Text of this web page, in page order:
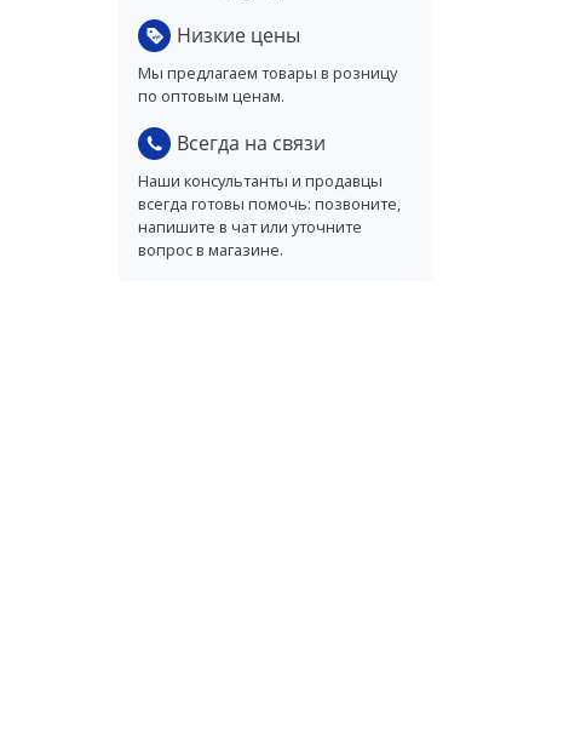
Низкие цены
Мы предлагаем товары в розницу
по оптовым ценам.
Всегда на связи
Наши консультанты и продавцы
всегда готовы помочь: позвоните,
напишите в чат или уточните
вопрос в магазине.